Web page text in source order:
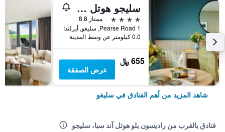
سليجو هوتل آند ليجر كلوب
4 نجوم
ممتاز 8.8
Pearse Road 1, سليغو, أيرلندا
0.0 كيلومتر عن وسط المدينة
655 ﷼
عرض الصفقة
شاهد المزيد من أهم الفنادق في سليغو
فنادق بالقرب من راديسون بلو هوتل آند سبا، سليجو